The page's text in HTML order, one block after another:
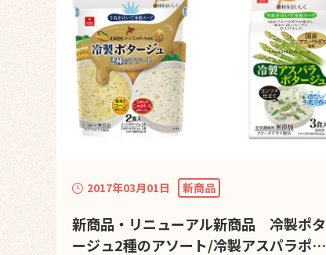
2017年03月01日 新商品
新商品・リニューアル新商品 冷製ポタ
ージュ2種のアソート/冷製アスパラポタ